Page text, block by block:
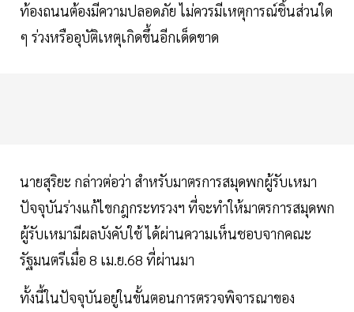
ท้องถนนต้องมีความปลอดภัย ไม่ควรมีเหตุการณ์ชิ้นส่วนใด
ๆ ร่วงหรืออุบัติเหตุเกิดขึ้นอีกเด็ดขาด
นายสุริยะ กล่าวต่อว่า สำหรับมาตรการสมุดพกผู้รับเหมา
ปัจจุบันร่างแก้ไขกฎกระทรวงฯ ที่จะทำให้มาตรการสมุดพก
ผู้รับเหมามีผลบังคับใช้ ได้ผ่านความเห็นชอบจากคณะ
รัฐมนตรีเมื่อ 8 เม.ย.68 ที่ผ่านมา
ทั้งนี้ในปัจจุบันอยู่ในขั้นตอนการตรวจพิจารณาของ